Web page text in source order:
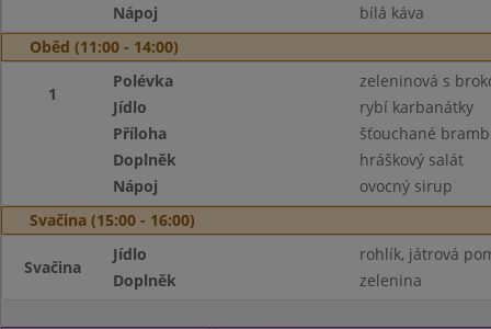
Nápoj
bílá káva
Oběd (11:00 - 14:00)
1
Polévka
zeleninová s
Jídlo
rybí karbanátky
Příloha
šťouchané
Doplněk
hráškový salát
Nápoj
ovocný sirup
Svačina (15:00 - 16:00)
Svačina
Jídlo
rohlík, játrová
Doplněk
zelenina